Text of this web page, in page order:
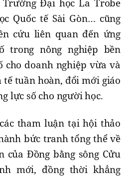
Đại học La Trobe
Quốc tế Sài Gòn… cũng
cứu liên quan đến ứng
trong nông nghiệp bền
cho doanh nghiệp vừa và
tuần hoàn, đổi mới giáo
lực số cho người học.
tham luận tại hội thảo
bức tranh tổng thể về
Đồng bằng sông Cửu
mới, đồng thời khẳng